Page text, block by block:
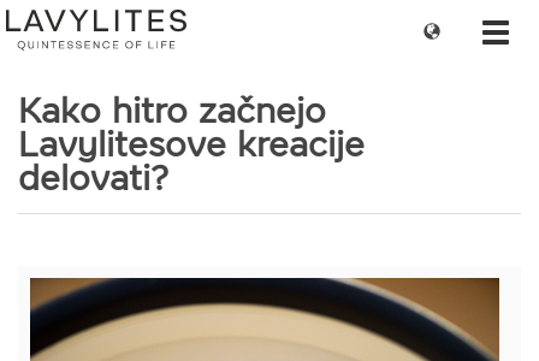
Change
Kako hitro začnejo
Lavylitesove kreacije
delovati?